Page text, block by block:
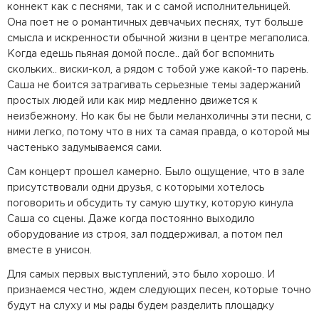
коннект как с песнями, так и с самой исполнительницей.
Она поет не о романтичных девчачьих песнях, тут больше
смысла и искренности обычной жизни в центре мегаполиса.
Когда едешь пьяная домой после.. дай бог вспомнить
скольких.. виски-кол, а рядом с тобой уже какой-то парень.
Саша не боится затрагивать серьезные темы задержаний
простых людей или как мир медленно движется к
неизбежному. Но как бы не были меланхоличны эти песни, с
ними легко, потому что в них та самая правда, о которой мы
частенько задумываемся сами.
Сам концерт прошел камерно. Было ощущение, что в зале
присутствовали одни друзья, с которыми хотелось
поговорить и обсудить ту самую шутку, которую кинула
Саша со сцены. Даже когда постоянно выходило
оборудование из строя, зал поддерживал, а потом пел
вместе в унисон.
Для самых первых выступлений, это было хорошо. И
признаемся честно, ждем следующих песен, которые точно
будут на слуху и мы рады будем разделить площадку